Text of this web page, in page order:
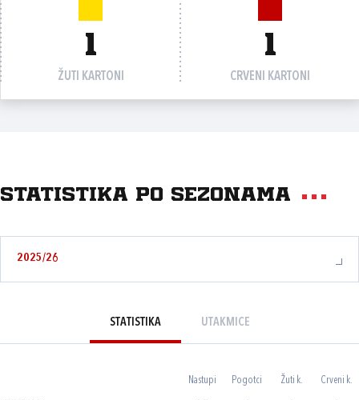
1
ŽUTI KARTONI
1
CRVENI KARTONI
Statistika po sezonama
2025/26
STATISTIKA UTAKMICE
Nastupi Pogotci Žuti k. Crveni k.